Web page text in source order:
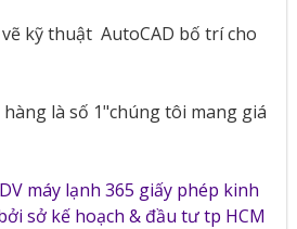
kỹ thuật AutoCAD bố trí cho
là số 1"chúng tôi mang giá
máy lạnh 365 giấy phép kinh
sở kế hoạch & đầu tư tp HCM